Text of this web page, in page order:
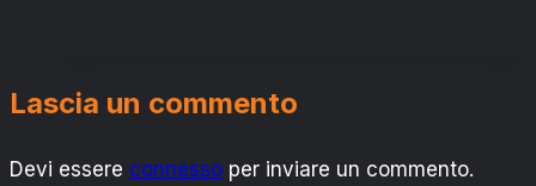
ECOLOGICA
Lascia un commento
Devi essere connesso per inviare un commento.